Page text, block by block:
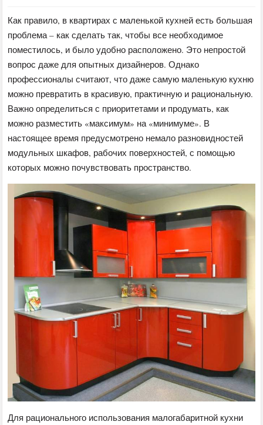
Как правило, в квартирах с маленькой кухней есть большая
проблема – как сделать так, чтобы все необходимое
поместилось, и было удобно расположено. Это непростой
вопрос даже для опытных дизайнеров. Однако
профессионалы считают, что даже самую маленькую кухню
можно превратить в красивую, практичную и рациональную.
Важно определиться с приоритетами и продумать, как
можно разместить «максимум» на «минимуме». В
настоящее время предусмотрено немало разновидностей
модульных шкафов, рабочих поверхностей, с помощью
которых можно почувствовать пространство.
Для рационального использования малогабаритной кухни